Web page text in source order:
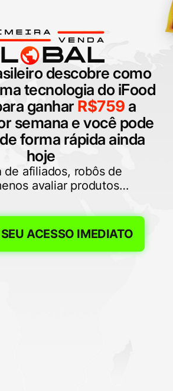
descobre como
tecnologia do iFood
ganhar R$759 a
semana e você pode
forma rápida ainda
hoje
de afiliados, robôs de
avaliar produtos…
ACESSO IMEDIATO